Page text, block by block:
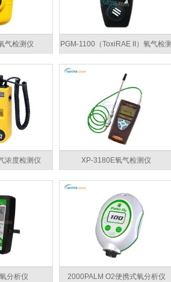
气检测仪 PGM-1100（ToxiRAE II）氧气检测
仪
浓度检测仪 XP-3180E氧气检测仪
分析仪 2000PALM O2便携式氧分析仪